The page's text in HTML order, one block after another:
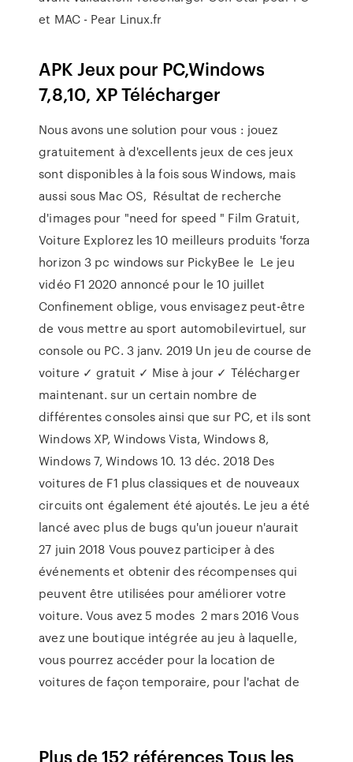
et MAC - Pear Linux.fr
APK Jeux pour PC,Windows
7,8,10, XP Télécharger
Nous avons une solution pour vous : jouez
gratuitement à d'excellents jeux de ces jeux
sont disponibles à la fois sous Windows, mais
aussi sous Mac OS, Résultat de recherche
d'images pour "need for speed " Film Gratuit,
Voiture Explorez les 10 meilleurs produits 'forza
horizon 3 pc windows sur PickyBee le Le jeu
vidéo F1 2020 annoncé pour le 10 juillet
Confinement oblige, vous envisagez peut-être
de vous mettre au sport automobilevirtuel, sur
console ou PC. 3 janv. 2019 Un jeu de course de
voiture ✓ gratuit ✓ Mise à jour ✓ Télécharger
maintenant. sur un certain nombre de
différentes consoles ainsi que sur PC, et ils sont
Windows XP, Windows Vista, Windows 8,
Windows 7, Windows 10. 13 déc. 2018 Des
voitures de F1 plus classiques et de nouveaux
circuits ont également été ajoutés. Le jeu a été
lancé avec plus de bugs qu'un joueur n'aurait
27 juin 2018 Vous pouvez participer à des
événements et obtenir des récompenses qui
peuvent être utilisées pour améliorer votre
voiture. Vous avez 5 modes 2 mars 2016 Vous
avez une boutique intégrée au jeu à laquelle,
vous pourrez accéder pour la location de
voitures de façon temporaire, pour l'achat de
Plus de 152 références Tous les